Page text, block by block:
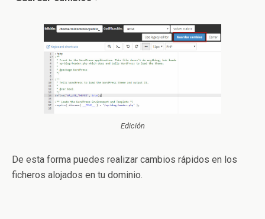
Edición
De esta forma puedes realizar cambios rápidos en los
ficheros alojados en tu dominio.